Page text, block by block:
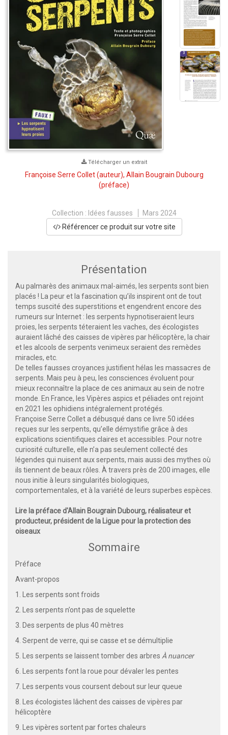
Télécharger un extrait
Françoise Serre Collet(auteur), Allain Bougrain Dubourg
(préface)
Collection : Idées fausses
Mars 2024
Référencer ce produit sur votre site
Présentation
Au palmarès des animaux mal-aimés, les serpents sont bien
placés ! La peur et la fascination qu’ils inspirent ont de tout
temps suscité des superstitions et engendrent encore des
rumeurs sur Internet : les serpents hypnotiseraient leurs
proies, les serpents téteraient les vaches, des écologistes
auraient lâché des caisses de vipères par hélicoptère, la chair
et les alcools de serpents venimeux seraient des remèdes
miracles, etc.
De telles fausses croyances justifient hélas les massacres de
serpents. Mais peu à peu, les consciences évoluent pour
mieux reconnaître la place de ces animaux au sein de notre
monde. En France, les Vipères aspics et péliades ont rejoint
en 2021 les ophidiens intégralement protégés.
Françoise Serre Collet a débusqué dans ce livre 50 idées
reçues sur les serpents, qu’elle démystifie grâce à des
explications scientifiques claires et accessibles. Pour notre
curiosité culturelle, elle n’a pas seulement collecté des
légendes qui nuisent aux serpents, mais aussi des mythes où
ils tiennent de beaux rôles. À travers près de 200 images, elle
nous initie à leurs singularités biologiques,
comportementales, et à la variété de leurs superbes espèces.
Lire la préface d'Allain Bougrain Dubourg, réalisateur et
producteur, président de la Ligue pour la protection des
oiseaux
Sommaire
Préface
Avant-propos
1. Les serpents sont froids
2. Les serpents n’ont pas de squelette
3. Des serpents de plus 40 mètres
4. Serpent de verre, qui se casse et se démultiplie
5. Les serpents se laissent tomber des arbres À nuancer
6. Les serpents font la roue pour dévaler les pentes
7. Les serpents vous coursent debout sur leur queue
8. Les écologistes lâchent des caisses de vipères par
hélicoptère
9. Les vipères sortent par fortes chaleurs